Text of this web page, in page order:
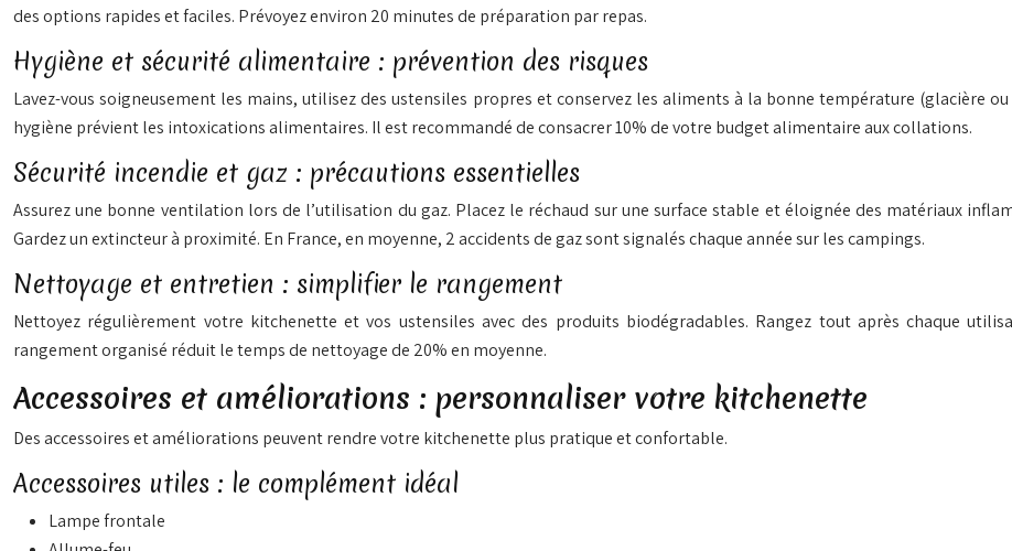
des options rapides et faciles. Prévoyez environ 20 minutes de préparation par repas.
Hygiène et sécurité alimentaire : prévention des risques
Lavez-vous soigneusement les mains, utilisez des ustensiles propres et conservez les aliments à la bonne température (glacière
hygiène prévient les intoxications alimentaires. Il est recommandé de consacrer 10% de votre budget alimentaire aux collations.
Sécurité incendie et gaz : précautions essentielles
Assurez une bonne ventilation lors de l’utilisation du gaz. Placez le réchaud sur une surface stable et éloignée des matériaux
Gardez un extincteur à proximité. En France, en moyenne, 2 accidents de gaz sont signalés chaque année sur les campings.
Nettoyage et entretien : simplifier le rangement
Nettoyez régulièrement votre kitchenette et vos ustensiles avec des produits biodégradables. Rangez tout après chaque
rangement organisé réduit le temps de nettoyage de 20% en moyenne.
Accessoires et améliorations : personnaliser votre kitchenette
Des accessoires et améliorations peuvent rendre votre kitchenette plus pratique et confortable.
Accessoires utiles : le complément idéal
Lampe frontale